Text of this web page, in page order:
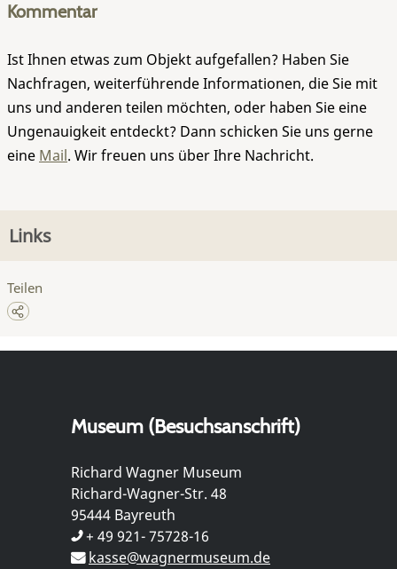
Kommentar
Ist Ihnen etwas zum Objekt aufgefallen? Haben Sie
Nachfragen, weiterführende Informationen, die Sie mit
uns und anderen teilen möchten, oder haben Sie eine
Ungenauigkeit entdeckt? Dann schicken Sie uns gerne
eine Mail. Wir freuen uns über Ihre Nachricht.
Links
Teilen
Museum (Besuchsanschrift)
Richard Wagner Museum
Richard-Wagner-Str. 48
95444 Bayreuth
+ 49 921- 75728-16
kasse@wagnermuseum.de